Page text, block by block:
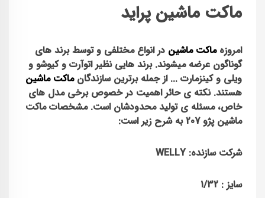
ماکت ماشین پراید
امروزهماکت ماشین در انواع مختلفی و توسط برند های
گوناگون عرضه میشوند. برند هایی نظیر اتوآرت و کیوشو و
ویلی و کینزمارت ... از جمله برترین سازندگانماکت ماشین
هستند. نکته ی حائر اهمیت در خصوص برخی مدل های
خاص، مسئله ی تولید محدودشان است. مشخصات ماکت
ماشین پژو 207 به شرح زیر است:
شرکت سازنده: WELLY
سایز : 1/32